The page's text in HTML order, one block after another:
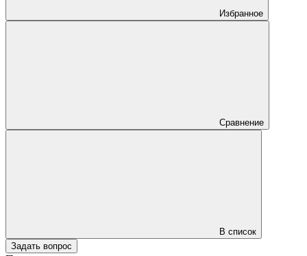
Избранное
Сравнение
В список
Задать вопрос